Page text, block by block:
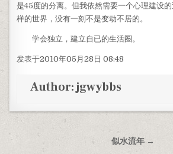
是45度的分离。但我依然需要一个心理建设
样的世界，没有一刻不是变动不居的。
学会独立，建立自已的生活圈。
发表于2010年05月28日 08:48
Author:jgwybbs
Post navigation似水流年 →